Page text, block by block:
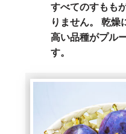
すべてのすもも
りません。 乾燥
高い品種がプル
す。